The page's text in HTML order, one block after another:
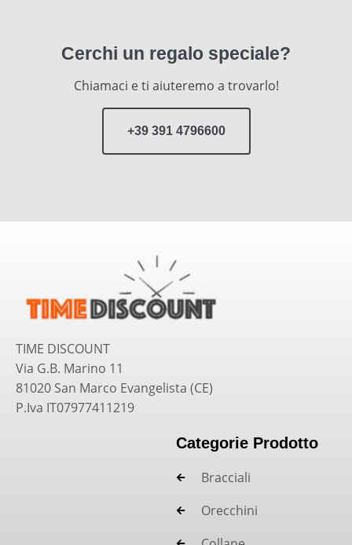
Cerchi un regalo speciale?
Chiamaci e ti aiuteremo a trovarlo!
+39 391 4796600
TIME DISCOUNT
Via G.B. Marino 11
81020 San Marco Evangelista (CE)
P.Iva IT07977411219
Categorie Prodotto
Bracciali
Orecchini